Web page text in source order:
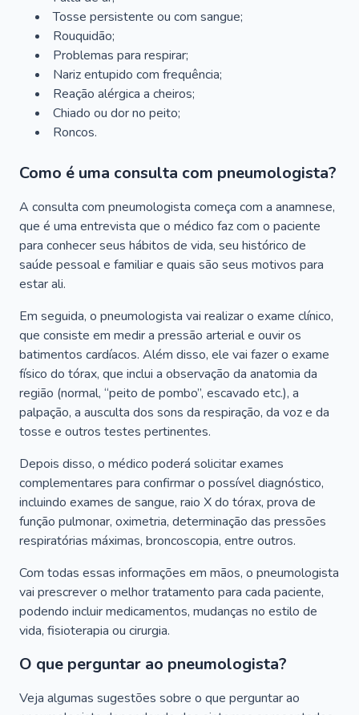
Tosse persistente ou com sangue;
Rouquidão;
Problemas para respirar;
Nariz entupido com frequência;
Reação alérgica a cheiros;
Chiado ou dor no peito;
Roncos.
Como é uma consulta com pneumologista?
A consulta com pneumologista começa com a anamnese,
que é uma entrevista que o médico faz com o paciente
para conhecer seus hábitos de vida, seu histórico de
saúde pessoal e familiar e quais são seus motivos para
estar ali.
Em seguida, o pneumologista vai realizar o exame clínico,
que consiste em medir a pressão arterial e ouvir os
batimentos cardíacos. Além disso, ele vai fazer o exame
físico do tórax, que inclui a observação da anatomia da
região (normal, “peito de pombo”, escavado etc.), a
palpação, a ausculta dos sons da respiração, da voz e da
tosse e outros testes pertinentes.
Depois disso, o médico poderá solicitar exames
complementares para confirmar o possível diagnóstico,
incluindo exames de sangue, raio X do tórax, prova de
função pulmonar, oximetria, determinação das pressões
respiratórias máximas, broncoscopia, entre outros.
Com todas essas informações em mãos, o pneumologista
vai prescrever o melhor tratamento para cada paciente,
podendo incluir medicamentos, mudanças no estilo de
vida, fisioterapia ou cirurgia.
O que perguntar ao pneumologista?
Veja algumas sugestões sobre o que perguntar ao